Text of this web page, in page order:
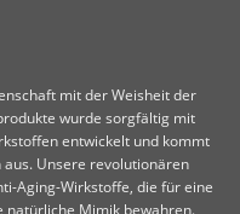
mit der Weisheit der
wurde sorgfältig mit
entwickelt und kommt
Unsere revolutionären
Aging-Wirkstoffe, die für eine